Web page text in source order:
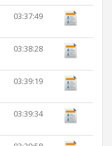
03:37:49
03:38:28
03:39:19
03:39:34